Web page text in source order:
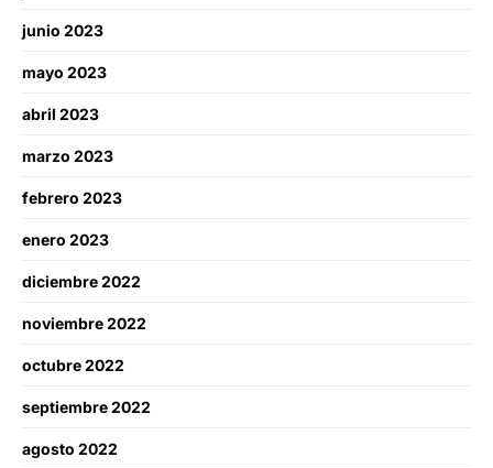
junio 2023
mayo 2023
abril 2023
marzo 2023
febrero 2023
enero 2023
diciembre 2022
noviembre 2022
octubre 2022
septiembre 2022
agosto 2022